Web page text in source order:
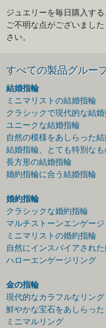
ジュエリーを毎日購入す
ご不明な点がございまし
さい。
すべての製品グルー
結婚指輪
ミニマリストの結婚指輪
クラシックで現代的な結
ユニークな結婚指輪
自然の模様をあしらった
結婚指輪、とても特別な
長方形の結婚指輪
婚約指輪に合う結婚指輪
婚約指輪
クラシックな婚約指輪
マルチストーンエンゲー
ミニマリストの婚約指輪
自然にインスパイアされ
ハローエンゲージリング
金の指輪
現代的なカラフルなリング
鮮やかな宝石をあしらっ
ミニマルリング